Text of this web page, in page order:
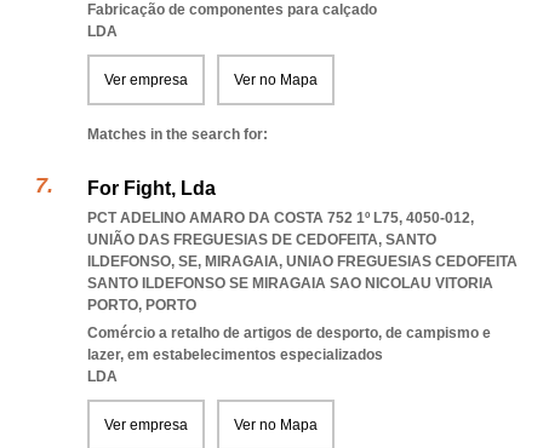
Fabricação de componentes para calçado
LDA
Ver empresa Ver no Mapa
Matches in the search for:
For Fight, Lda
PCT ADELINO AMARO DA COSTA 752 1º L75, 4050-012,
UNIÃO DAS FREGUESIAS DE CEDOFEITA, SANTO
ILDEFONSO, SE, MIRAGAIA, UNIAO FREGUESIAS CEDOFEITA
SANTO ILDEFONSO SE MIRAGAIA SAO NICOLAU VITORIA
PORTO, PORTO
Comércio a retalho de artigos de desporto, de campismo e
lazer, em estabelecimentos especializados
LDA
Ver empresa Ver no Mapa